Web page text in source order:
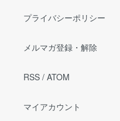
プライバシーポリシー
メルマガ登録・解除
RSS / ATOM
マイアカウント